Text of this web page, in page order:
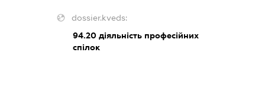
dossier.kveds:
94.20 діяльність професійних
спілок